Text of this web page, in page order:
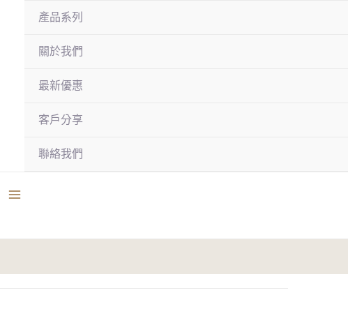
content
產品系列
關於我們
最新優惠
客戶分享
聯絡我們
Menu